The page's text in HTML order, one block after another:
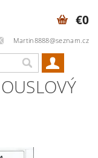
Martin8888@seznam.cz
€0